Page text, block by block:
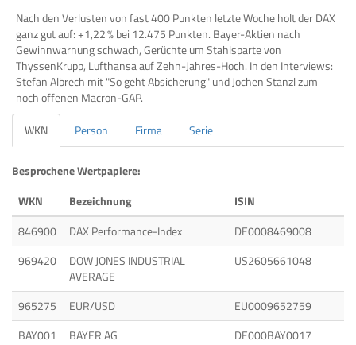
Nach den Verlusten von fast 400 Punkten letzte Woche holt der DAX
ganz gut auf: +1,22 % bei 12.475 Punkten. Bayer-Aktien nach
Gewinnwarnung schwach, Gerüchte um Stahlsparte von
ThyssenKrupp, Lufthansa auf Zehn-Jahres-Hoch. In den Interviews:
Stefan Albrech mit "So geht Absicherung" und Jochen Stanzl zum
noch offenen Macron-GAP.
WKN
Person Firma Serie
Besprochene Wertpapiere:
WKN
Bezeichnung
ISIN
846900
DAX Performance-Index
DE0008469008
969420
DOW JONES INDUSTRIAL
AVERAGE
US2605661048
965275 EUR/USD
EU0009652759
BAY001
BAYER AG DE000BAY0017